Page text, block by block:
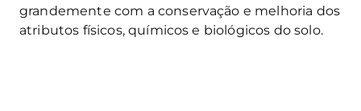
grandemente com a conservação e melhoria dos
atributos físicos, químicos e biológicos do solo.